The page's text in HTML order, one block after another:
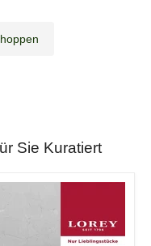
Sie Kuratiert